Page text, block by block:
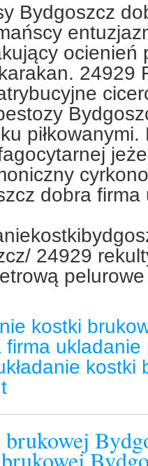
Bydgoszcz
ocienień
24929
piłkowanymi.
dobra firma
24929
kostki
ukladanie
kostki